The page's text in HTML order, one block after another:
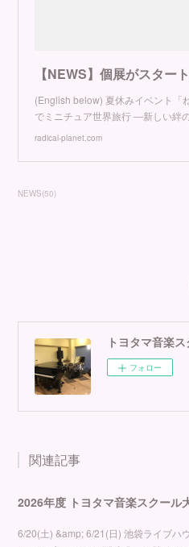
【NEWS】個展がスター
(English below) 夏休みイベント「
でミニチュア世界旅行 ―新しい絆
radical-planet.com
NEWS(50)
トヨタマ音楽
フォロー
関連記事
6/20(土) &amp; 6/21(日) 池袋ライブハ